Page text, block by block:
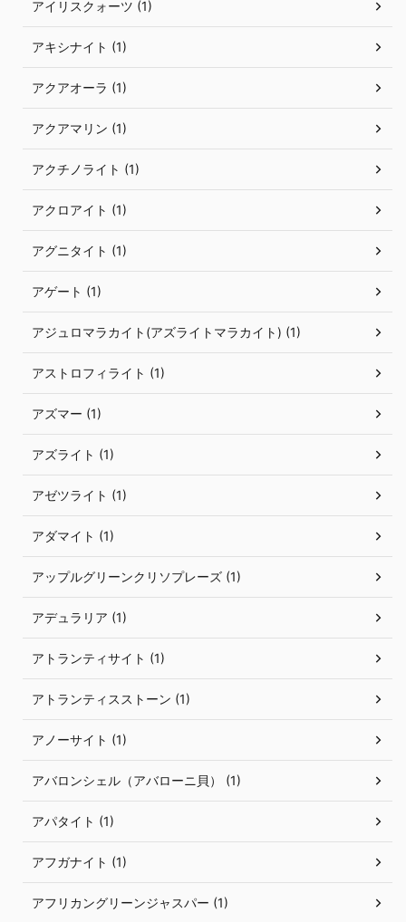
アイリスクォーツ (1)
アキシナイト (1)
アクアオーラ (1)
アクアマリン (1)
アクチノライト (1)
アクロアイト (1)
アグニタイト (1)
アゲート (1)
アジュロマラカイト(アズライトマラカイト) (1)
アストロフィライト (1)
アズマー (1)
アズライト (1)
アゼツライト (1)
アダマイト (1)
アップルグリーンクリソプレーズ (1)
アデュラリア (1)
アトランティサイト (1)
アトランティスストーン (1)
アノーサイト (1)
アバロンシェル（アバローニ貝） (1)
アパタイト (1)
アフガナイト (1)
アフリカングリーンジャスパー (1)